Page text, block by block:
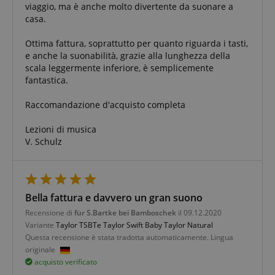
viaggio, ma è anche molto divertente da suonare a
casa.
Ottima fattura, soprattutto per quanto riguarda i tasti,
e anche la suonabilità, grazie alla lunghezza della
scala leggermente inferiore, è semplicemente
fantastica.
Raccomandazione d'acquisto completa
Lezioni di musica
V. Schulz
Bella fattura e davvero un gran suono
Recensione di für S.Bartke bei Bamboschek il 09.12.2020
Variante Taylor TSBTe Taylor Swift Baby Taylor Natural
Questa recensione è stata tradotta automaticamente. Lingua
originale
acquisto verificato
sid_key www.kirstein.it
CookieScriptConsent
CookieScript
.kirstein.it
sid www.kirstein.it
Google Privacy Policy